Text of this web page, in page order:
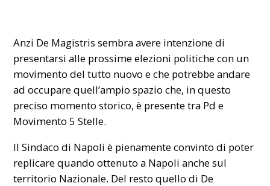
Anzi De Magistris sembra avere intenzione di
presentarsi alle prossime elezioni politiche con un
movimento del tutto nuovo e che potrebbe andare
ad occupare quell’ampio spazio che, in questo
preciso momento storico, è presente tra Pd e
Movimento 5 Stelle.
Il Sindaco di Napoli è pienamente convinto di poter
replicare quando ottenuto a Napoli anche sul
territorio Nazionale. Del resto quello di De